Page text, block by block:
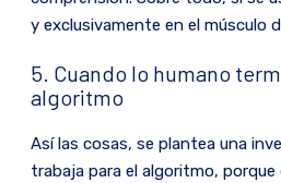
y exclusivamente en el músculo
5. Cuando lo humano
algoritmo
Así las cosas, se plantea una
trabaja para el algoritmo,